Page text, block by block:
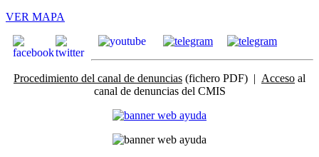
VER MAPA
Procedimiento del canal de denuncias (fichero PDF) | Acceso al
canal de denuncias del CMIS